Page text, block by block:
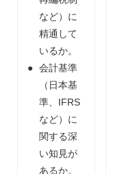
など）に
精通して
いるか。
会計基準
（日本基
準、IFRS
など）に
関する深
い知見が
あるか。